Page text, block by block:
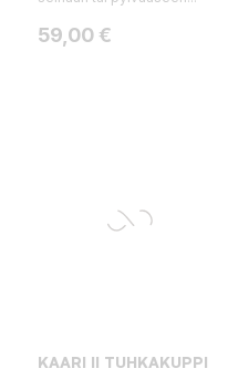
Hinta
59,00 €
KAARI II TUHKAKUPPI